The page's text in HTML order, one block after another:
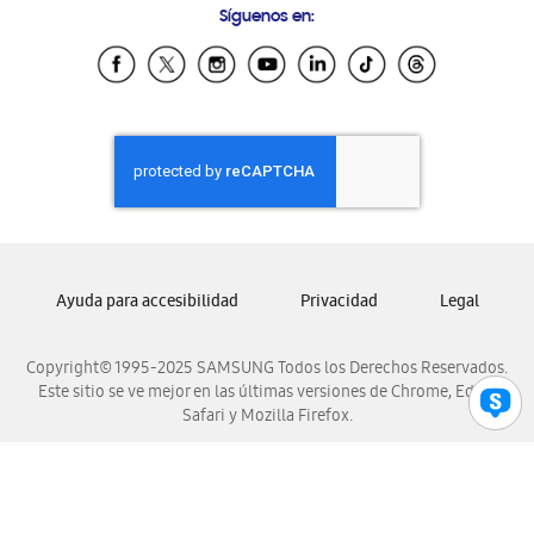
Samsung Ecuador
Samsung El Salvador
Samsung Honduras
Samsung Nicaragua
Samsung Panamá
Samsung Venezuela
Síguenos en:
Copyright© 1995-2025 SAMSUNG Todos los Derechos Reservados.
Este sitio se ve mejor en las últimas versiones de Chrome, Edge,
Safari y Mozilla Firefox.
Ayuda para accesibilidad Privacidad Legal